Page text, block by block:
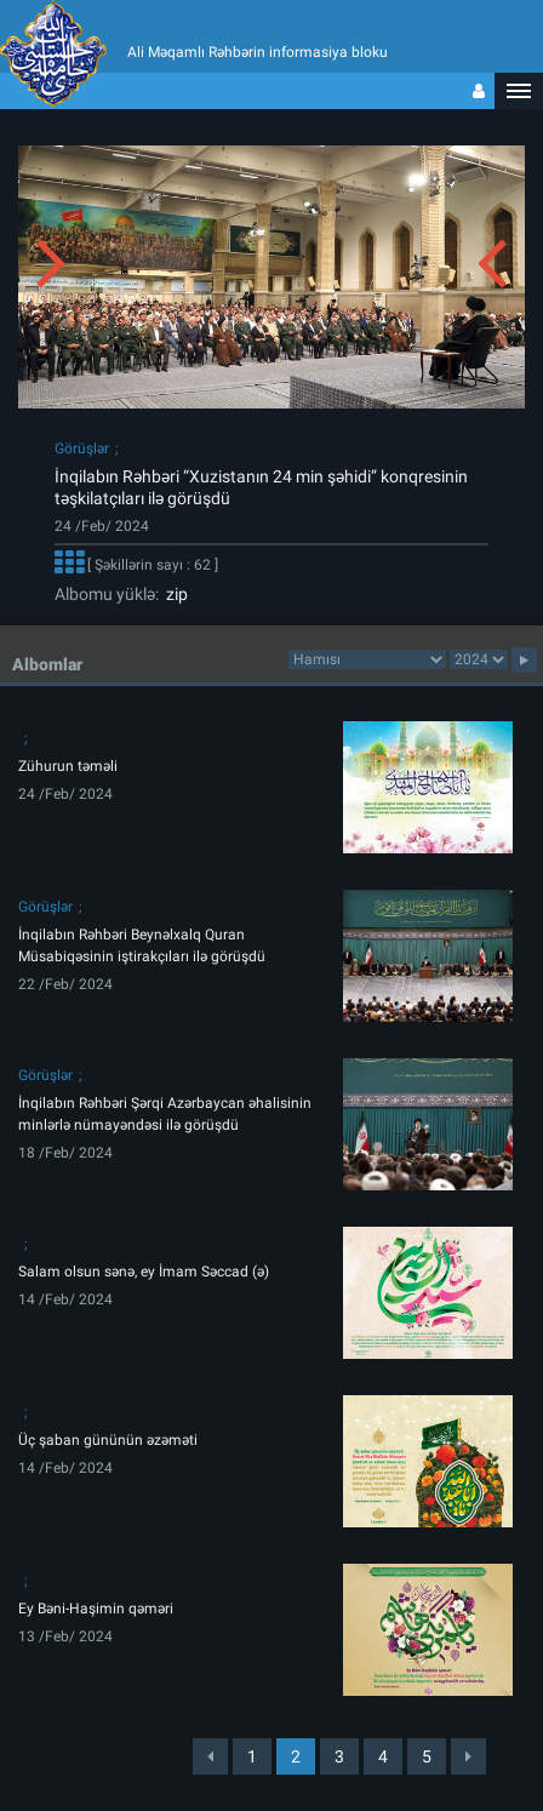
Ali Məqamlı Rəhbərin informasiya bloku
Görüşlər
İnqilabın Rəhbəri “Xuzistanın 24 min şəhidi” konqresinin
təşkilatçıları ilə görüşdü
24 /Feb/ 2024
[ Şəkillərin sayı : 62 ]
Albomu yüklə: zip
Albomlar
Zühurun təməli
24 /Feb/ 2024
Görüşlər
İnqilabın Rəhbəri Beynəlxalq Quran
Müsabiqəsinin iştirakçıları ilə görüşdü
22 /Feb/ 2024
Görüşlər
İnqilabın Rəhbəri Şərqi Azərbaycan əhalisinin
minlərlə nümayəndəsi ilə görüşdü
18 /Feb/ 2024
Salam olsun sənə, ey İmam Səccad (ə)
14 /Feb/ 2024
Üç şaban gününün əzəməti
14 /Feb/ 2024
Ey Bəni-Haşimin qəməri
13 /Feb/ 2024
1 2 3 4 5